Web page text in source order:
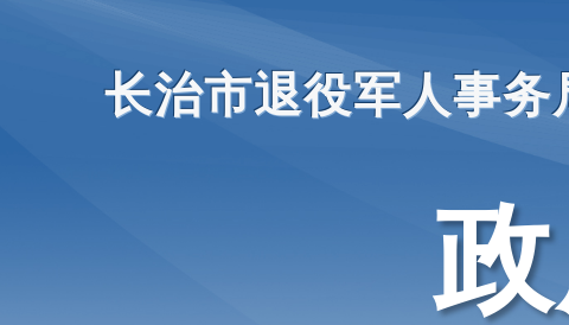
长治市退役军人事务